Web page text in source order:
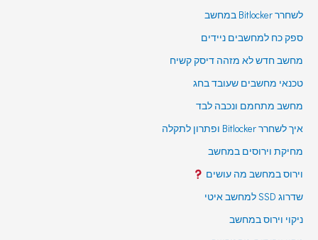
לשחרר Bitlocker במחשב
ספק כח למחשבים ניידים
מחשב חדש לא מזהה דיסק קשיח
טכנאי מחשבים שעובד בחג
מחשב מתחמם ונכבה לבד
איך לשחרר Bitlocker ופתרון לתקלה
מחיקת וירוסים במחשב
וירוס במחשב מה עושים
שדרוג SSD למחשב איטי
ניקוי וירוס במחשב